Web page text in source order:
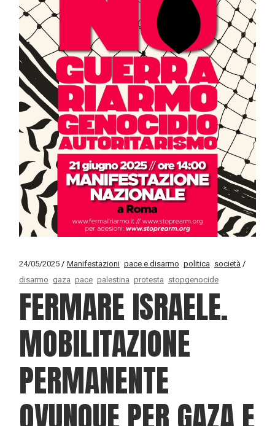
24/05/2025 Manifestazioni pace e disarmo politica società
disarmo gaza pace palestina protesta stopgenocide
FERMARE ISRAELE.
MOBILITAZIONE
PERMANENTE